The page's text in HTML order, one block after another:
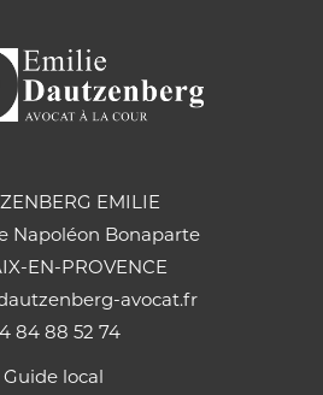
EMILIE
Napoléon Bonaparte
EN-PROVENCE
avocat.fr
84 88 52 74
Guide local